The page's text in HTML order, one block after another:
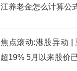
江养老金怎么计算公
焦点滚动:港股异动 |
超19% 5月以来股价